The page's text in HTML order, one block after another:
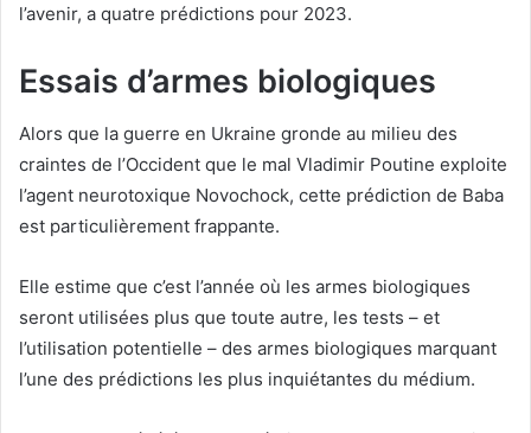
l’avenir, a quatre prédictions pour 2023.
Essais d’armes biologiques
Alors que la guerre en Ukraine gronde au milieu des
craintes de l’Occident que le mal Vladimir Poutine exploite
l’agent neurotoxique Novochock, cette prédiction de Baba
est particulièrement frappante.
Elle estime que c’est l’année où les armes biologiques
seront utilisées plus que toute autre, les tests – et
l’utilisation potentielle – des armes biologiques marquant
l’une des prédictions les plus inquiétantes du médium.